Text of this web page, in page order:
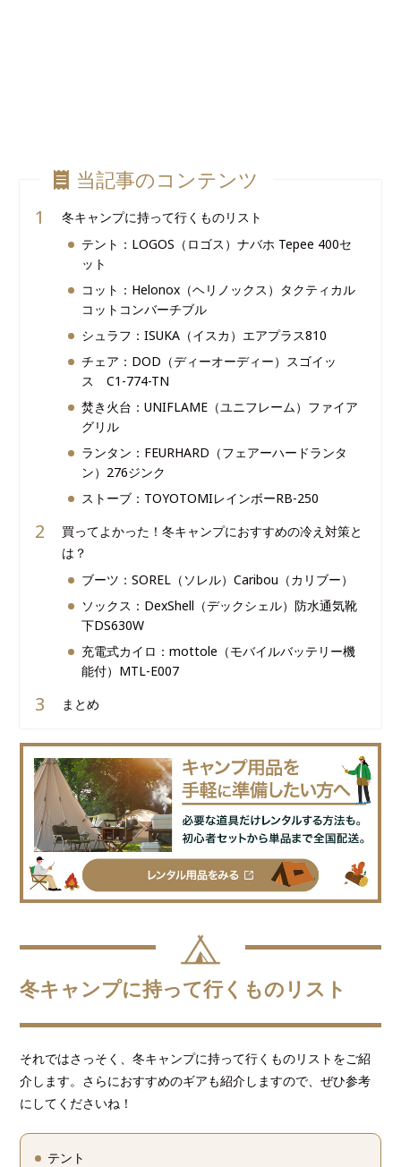
当記事のコンテンツ
冬キャンプに持って行くものリスト
テント：LOGOS（ロゴス）ナバホ Tepee 400セ
ット
コット：Helonox（ヘリノックス）タクティカル
コットコンバーチブル
シュラフ：ISUKA（イスカ）エアプラス810
チェア：DOD（ディーオーディー）スゴイッ
ス C1-774-TN
焚き火台：UNIFLAME（ユニフレーム）ファイア
グリル
ランタン：FEURHARD（フェアーハードランタ
ン）276ジンク
ストーブ：TOYOTOMIレインボーRB-250
買ってよかった！冬キャンプにおすすめの冷え対策と
は？
ブーツ：SOREL（ソレル）Caribou（カリブー）
ソックス：DexShell（デックシェル）防水通気靴
下DS630W
充電式カイロ：mottole（モバイルバッテリー機
能付）MTL-E007
まとめ
冬キャンプに持って行くものリスト
それではさっそく、冬キャンプに持って行くものリストをご紹
介します。さらにおすすめのギアも紹介しますので、ぜひ参考
にしてくださいね！
テント